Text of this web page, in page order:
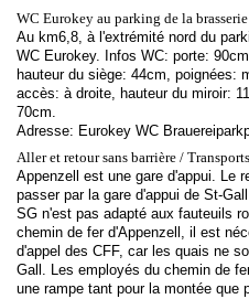
WC Eurokey au parking de la brasserie
Au km6,8, à l'extrémité nord du
WC Eurokey. Infos WC: porte:
hauteur du siège: 44cm, poignées:
accès: à droite, hauteur du miroir:
70cm.
Adresse: Eurokey WC
Aller et retour sans barrière /
Appenzell est une gare d'appui. Le
passer par la gare d'appui de St-
SG n'est pas adapté aux fauteuils
chemin de fer d'Appenzell, il est
d'appel des CFF, car les quais ne
Gall. Les employés du chemin de
une rampe tant pour la montée que